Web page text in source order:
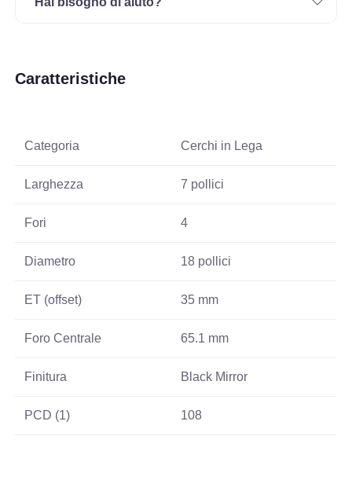
Caratteristiche
Categoria Cerchi in Lega
Larghezza 7 pollici
Fori 4
Diametro 18 pollici
ET (offset) 35 mm
Foro Centrale 65.1 mm
Finitura Black Mirror
PCD (1) 108